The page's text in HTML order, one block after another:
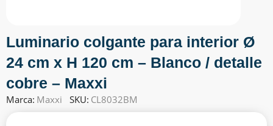
Luminario colgante para interior Ø
24 cm x H 120 cm – Blanco / detalle
cobre – Maxxi
Marca: Maxxi SKU: CL8032BM